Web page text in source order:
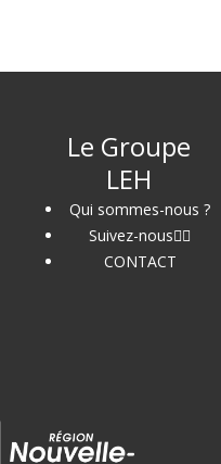
Le Groupe
LEH
Qui sommes-nous ?
Suivez-nous
CONTACT